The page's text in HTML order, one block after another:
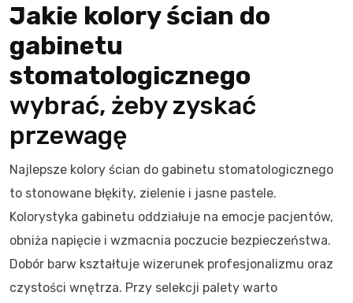
Jakie kolory ścian do
gabinetu
stomatologicznego
wybrać, żeby zyskać
przewagę
Najlepsze kolory ścian do gabinetu stomatologicznego
to stonowane błękity, zielenie i jasne pastele.
Kolorystyka gabinetu oddziałuje na emocje pacjentów,
obniża napięcie i wzmacnia poczucie bezpieczeństwa.
Dobór barw kształtuje wizerunek profesjonalizmu oraz
czystości wnętrza. Przy selekcji palety warto